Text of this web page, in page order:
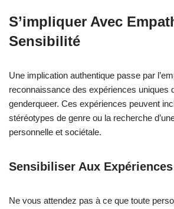
S’impliquer Avec
Sensibilité
Une implication authentique passe par
reconnaissance des expériences uniques
genderqueer. Ces expériences peuvent
stéréotypes de genre ou la recherche
personnelle et sociétale.
Sensibiliser Aux
Ne vous attendez pas à ce que toute